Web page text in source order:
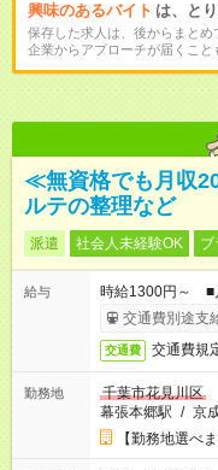
興味のあるバイト は、と
保存した求人は、後からまとめ
企業からアプローチが届くこと
≪無資格でも月収
ルテの整理など
派遣 社会人未経験OK ブ
給与
時給1300円～ ■
交通費別途支
交通費 交通費規
勤務地
千葉市花見川区
幕張本郷駅 / 京
【勤務地選べ